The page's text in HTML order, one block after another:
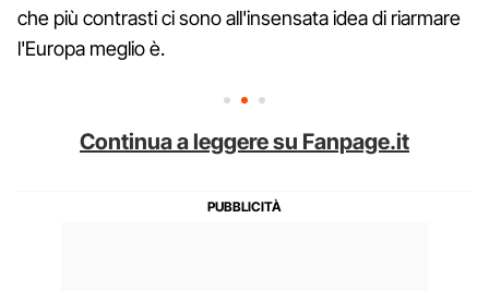
che più contrasti ci sono all'insensata idea di riarmare
l'Europa meglio è.
Continua a leggere su Fanpage.it